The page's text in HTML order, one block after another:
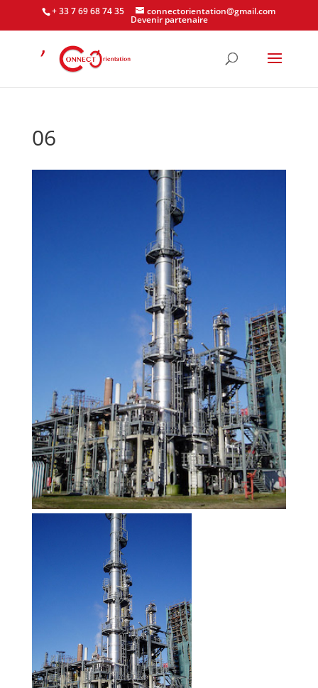
+ 33 7 69 68 74 35 connectorientation@gmail.com
Devenir partenaire
06